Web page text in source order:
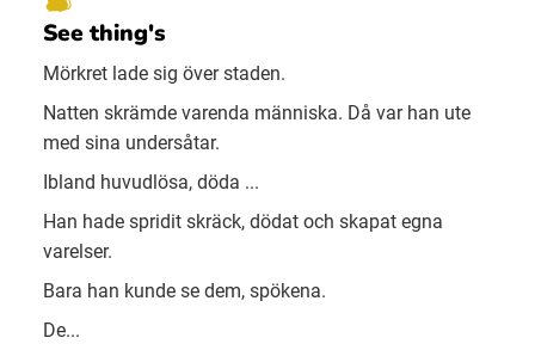
See thing's
Mörkret lade sig över staden.
Natten skrämde varenda människa. Då var han ute
med sina undersåtar.
Ibland huvudlösa, döda ...
Han hade spridit skräck, dödat och skapat egna
varelser.
Bara han kunde se dem, spökena.
De...